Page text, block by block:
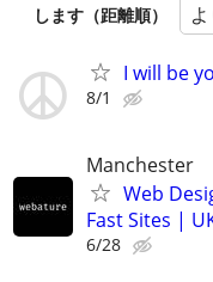
します（距離順）
I will be
8/1
Manchester
Web
Fast Sites |
6/28